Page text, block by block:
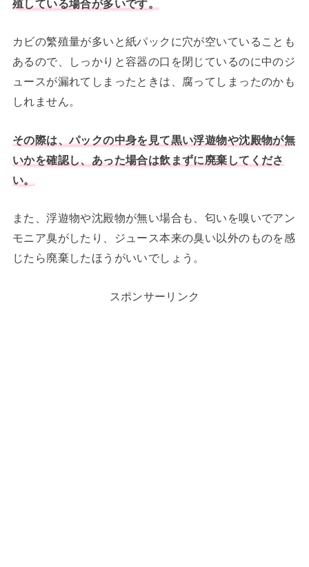
殖している場合が多いです。
カビの繁殖量が多いと紙パックに穴が空いていることも
あるので、しっかりと容器の口を閉じているのに中のジ
ュースが漏れてしまったときは、腐ってしまったのかも
しれません。
その際は、パックの中身を見て黒い浮遊物や沈殿物が無
いかを確認し、あった場合は飲まずに廃棄してくださ
い。
また、浮遊物や沈殿物が無い場合も、匂いを嗅いでアン
モニア臭がしたり、ジュース本来の臭い以外のものを感
じたら廃棄したほうがいいでしょう。
スポンサーリンク